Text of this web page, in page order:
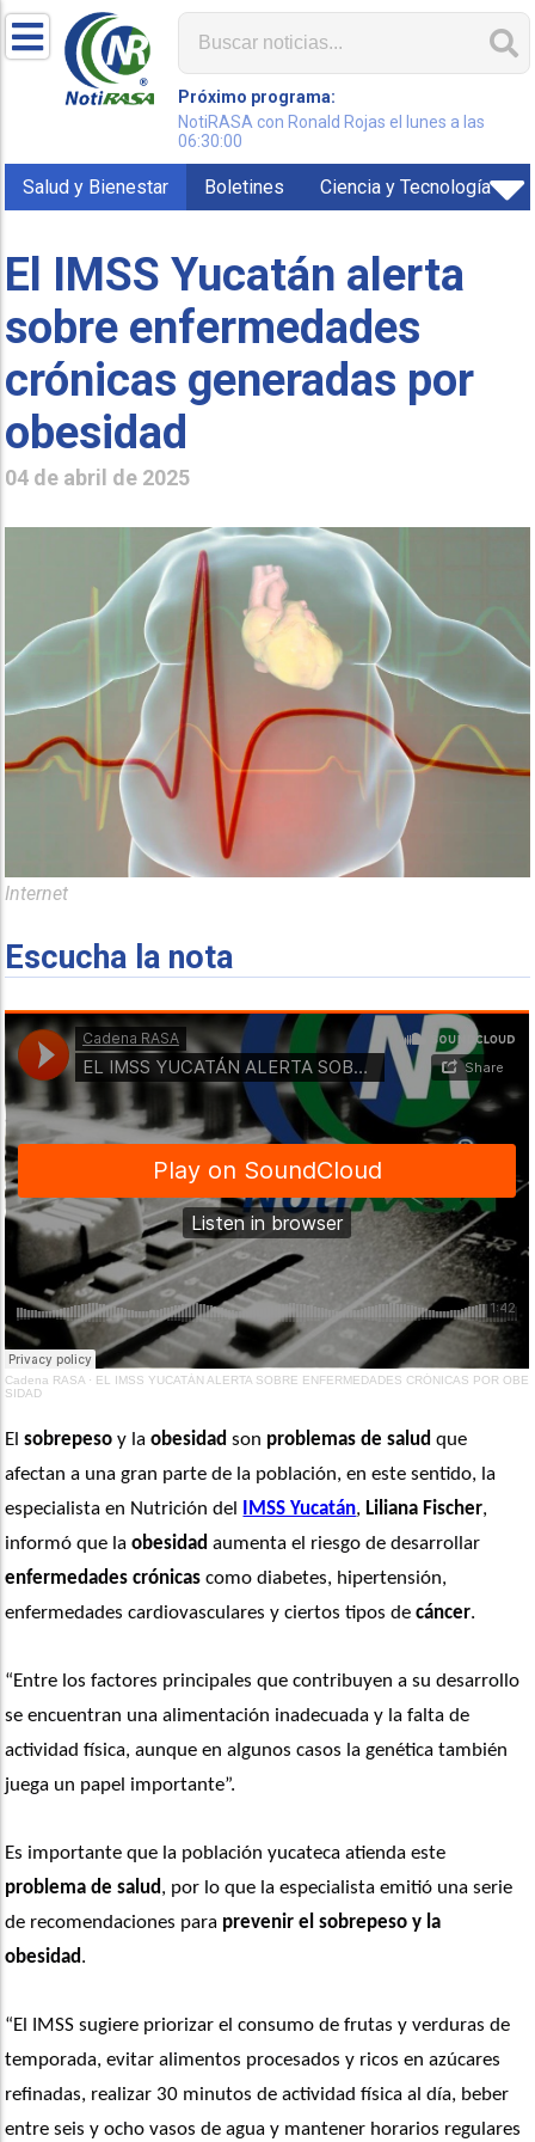
Próximo programa:
NotiRASA con Ronald Rojas el lunes a las
06:30:00
Salud y Bienestar Boletines Ciencia y Tecnología
El IMSS Yucatán alerta
sobre enfermedades
crónicas generadas por
obesidad
04 de abril de 2025
Internet
Escucha la nota
Cadena RASA · EL IMSS YUCATÁN ALERTA SOBRE ENFERMEDADES CRÓNICAS POR OBE
SIDAD
El sobrepeso y la obesidad son problemas de salud que
afectan a una gran parte de la población, en este sentido, la
especialista en Nutrición del
IMSS Yucatán, Liliana Fischer,
informó que la obesidad
enfermedades crónicas como diabetes, hipertensión,
enfermedades cardiovasculares y ciertos tipos de cáncer.
“Entre los factores principales que contribuyen a su desarrollo
se encuentran una alimentación inadecuada y la falta de
actividad física, aunque en algunos casos la genética también
juega un papel importante”.
Es importante que la población yucateca atienda este
problema de salud, por lo que la especialista emitió una serie
de recomendaciones para prevenir el sobrepeso y la
obesidad.
“El IMSS sugiere priorizar el consumo de frutas y verduras de
temporada, evitar alimentos procesados y ricos en azúcares
refinadas, realizar 30 minutos de actividad física al día, beber
entre seis y ocho vasos de agua y mantener horarios regulares